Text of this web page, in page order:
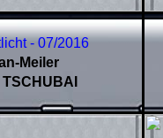
- 07/2016
Meiler